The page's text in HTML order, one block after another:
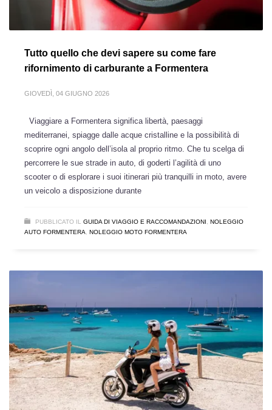
Tutto quello che devi sapere su come fare
rifornimento di carburante a Formentera
GIOVEDÌ, 04 GIUGNO 2026
Viaggiare a Formentera significa libertà, paesaggi
mediterranei, spiagge dalle acque cristalline e la possibilità di
scoprire ogni angolo dell’isola al proprio ritmo. Che tu scelga di
percorrere le sue strade in auto, di goderti l’agilità di uno
scooter o di esplorare i suoi itinerari più tranquilli in moto, avere
un veicolo a disposizione durante
PUBBLICATO IL GUIDA DI VIAGGIO E RACCOMANDAZIONI, NOLEGGIO
AUTO FORMENTERA, NOLEGGIO MOTO FORMENTERA